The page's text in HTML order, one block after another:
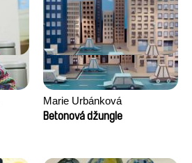
Marie Urbánková
Betonová džungle